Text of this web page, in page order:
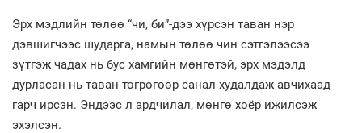
Эрх мэдлийн төлөө “чи, би”-дээ хүрсэн таван нэр
дэвшигчээс шударга, намын төлөө чин сэтгэлээсээ
зүтгэж чадах нь бус хамгийн мөнгөтэй, эрх мэдэлд
дурласан нь таван төгрөгөөр санал худалдаж авчихаад
гарч ирсэн. Эндээс л ардчилал, мөнгө хоёр ижилсэж
эхэлсэн.